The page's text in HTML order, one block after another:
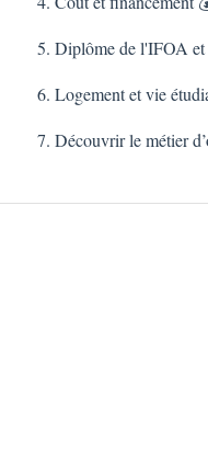
5. Diplôme de l'IFOA et
6. Logement et vie
7. Découvrir le métier